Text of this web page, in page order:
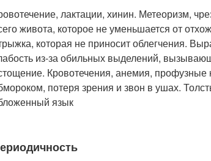
лактации, хинин. Метеоризм,
живота, которое не уменьшается от
которая не приносит облегчения.
из-за обильных выделений,
Кровотечения, анемия, профузные
потеря зрения и звон в ушах.
язык